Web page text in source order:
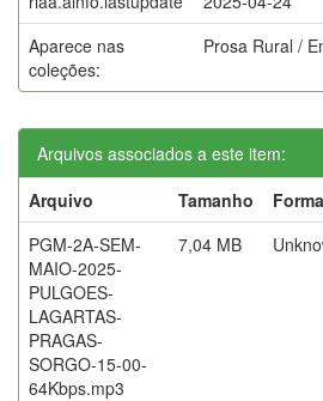
Aparece nas
coleções:
Prosa Rural /
Arquivos associados a este item:
Arquivo
Tamanho
PGM-2A-SEM-
MAIO-2025-
PULGOES-
LAGARTAS-
PRAGAS-
SORGO-15-00-
64Kbps.mp3
7,04 MB